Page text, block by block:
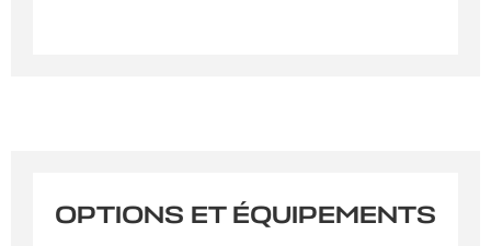
Créer une alerte
OPTIONS ET ÉQUIPEMENTS